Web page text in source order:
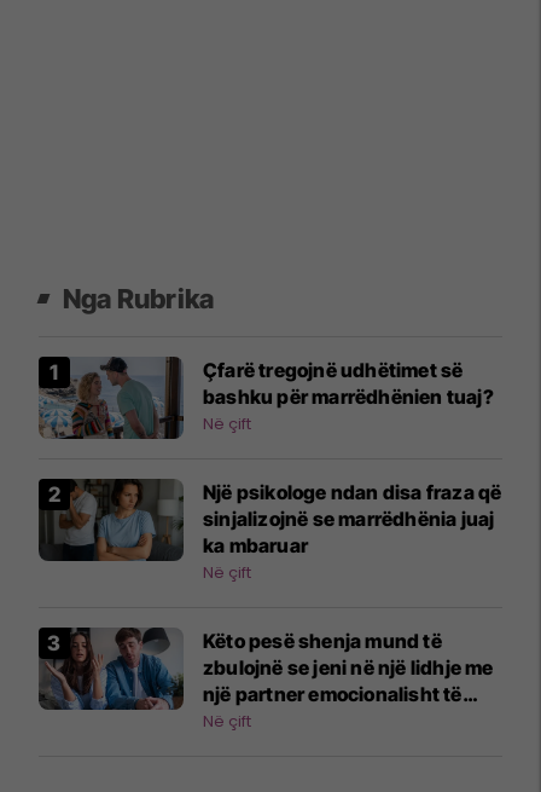
Nga Rubrika
Çfarë tregojnë udhëtimet së
bashku për marrëdhënien tuaj?
Në çift
Një psikologe ndan disa fraza që
sinjalizojnë se marrëdhënia juaj
ka mbaruar
Në çift
Këto pesë shenja mund të
zbulojnë se jeni në një lidhje me
një partner emocionalisht të
papjekur
Në çift